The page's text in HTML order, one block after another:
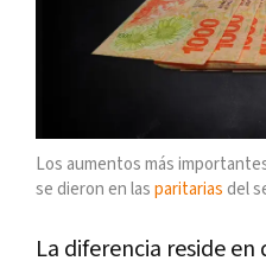
Los aumentos más
se dieron en las paritarias del
La diferencia reside en